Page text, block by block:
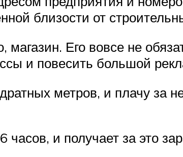
близости от
Его вовсе не
и повесить большой
метров, и плачу за
и получает за это